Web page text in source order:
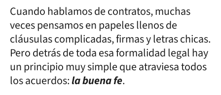
Cuando hablamos de contratos, muchas
veces pensamos en papeles llenos de
cláusulas complicadas, firmas y letras chicas.
Pero detrás de toda esa formalidad legal hay
un principio muy simple que atraviesa todos
los acuerdos:la buena fe.